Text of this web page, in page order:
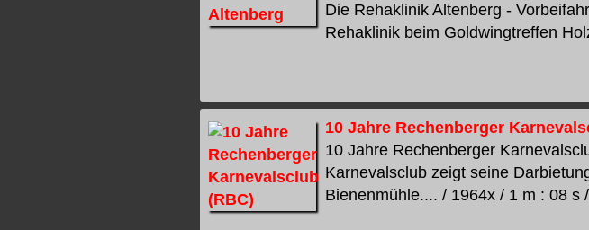
Die Rehaklinik Altenberg -
Rehaklinik beim Goldwingtreffen
10 Jahre Rechenberger
10 Jahre Rechenberger
Karnevalsclub zeigt seine
Bienenmühle.... / 1964x / 1 m : 08 s